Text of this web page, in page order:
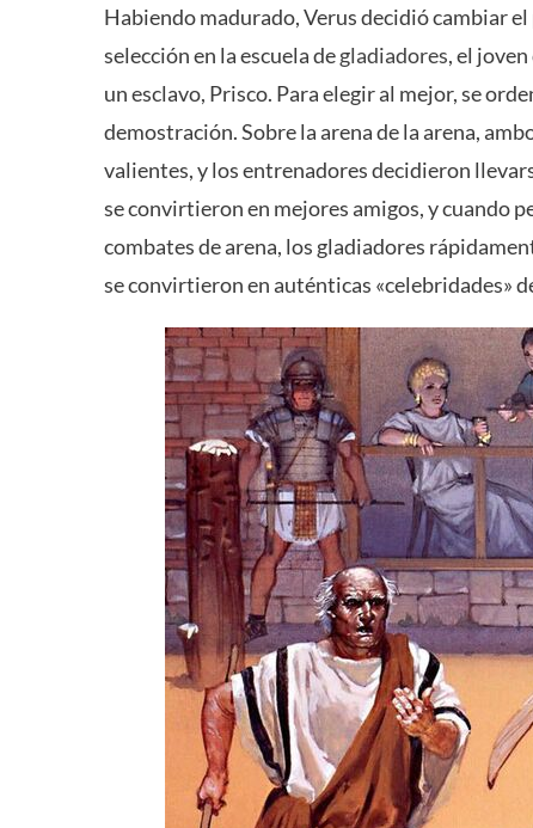
Habiendo madurado, Verus decidió cambiar
selección en la escuela degladiadores, el
un esclavo, Prisco. Para elegir al mejor, se
demostración. Sobre la arena de la arena,
valientes, y los entrenadores decidieron
se convirtieron en mejores amigos, y cuando
combates de arena, los gladiadores
se convirtieron en auténticas «celebridades»